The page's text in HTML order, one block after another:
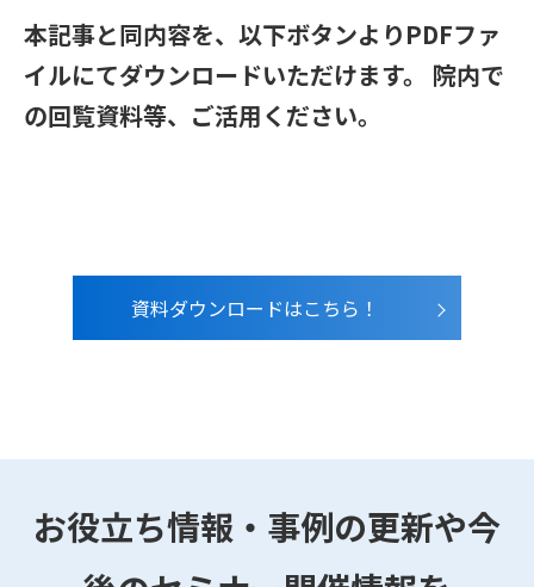
本記事と同内容を、以下ボタンよりPDFファ
イルにてダウンロードいただけます。 院内で
の回覧資料等、ご活用ください。
資料ダウンロードはこちら！
お役立ち情報・事例の更新や今